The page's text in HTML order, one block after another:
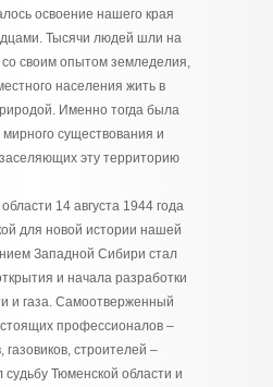
освоение нашего края
Тысячи людей шли на
своим опытом земледелия,
населения жить в
Именно тогда была
существования и
эту территорию
14 августа 1944 года
для новой истории нашей
Западной Сибири стал
и начала разработки
и газа. Самоотверженный
профессионалов –
газовиков, строителей –
Тюменской области и